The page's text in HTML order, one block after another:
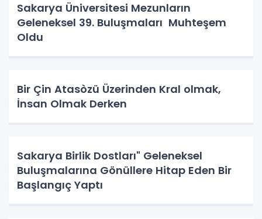
Sakarya Üniversitesi Mezunların
Geleneksel 39. Buluşmaları Muhteşem
Oldu
Bir Çin Atasòzü Üzerinden Kral olmak,
İnsan Olmak Derken
Sakarya Birlik Dostları" Geleneksel
Buluşmalarına Gönüllere Hitap Eden Bir
Başlangıç Yaptı